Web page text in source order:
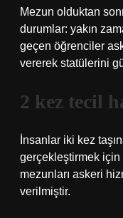
Mezun olduktan
durumlar: yakın
geçen öğrenciler
vererek statülerini
2 kez tecil
İnsanlar iki kez
gerçekleştirmek için
mezunları askeri
verilmiştir.